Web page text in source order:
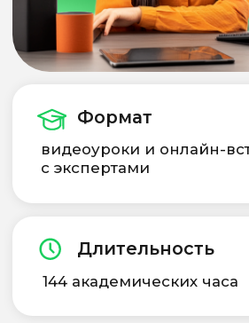
33 100 руб.
144 академических часа
Оплатить со скидкой
Забронировать место
По итогу обучения вы
научитесь
Пользоваться основными
программами: Adobe Illustrator,
Навыки